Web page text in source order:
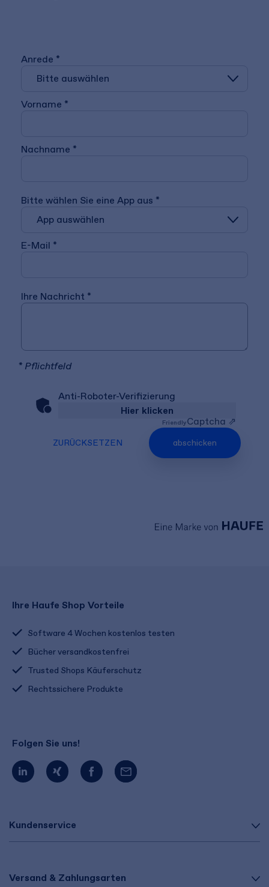
Anrede *
Vorname *
Nachname *
Bitte wählen Sie eine App aus *
E-Mail *
Ihre Nachricht *
* Pflichtfeld
Anti-Roboter-Verifizierung
Hier klicken
FriendlyCaptcha ⇗
ZURÜCKSETZEN abschicken
Kundenservice
Versand & Zahlungsarten
Ihre Haufe Shop Vorteile
Software 4 Wochen kostenlos testen
Bücher versandkostenfrei
Trusted Shops Käuferschutz
Rechtssichere Produkte
Folgen Sie uns!